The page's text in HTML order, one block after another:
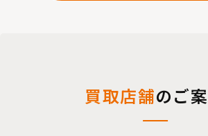
買取店舗のご